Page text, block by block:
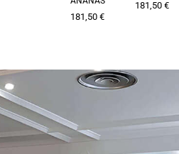
181,50 €
181,50 €